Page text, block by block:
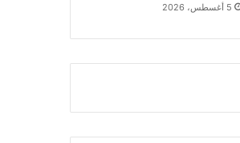
5 أغسطس، 2026